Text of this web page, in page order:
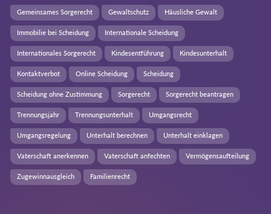
Familienrecht
Gemeinsames Sorgerecht Gewaltschutz Häusliche Gewalt
Immobilie bei Scheidung Internationale Scheidung
Internationales Sorgerecht Kindesentführung Kindesunterhalt
Kontaktverbot Online Scheidung Scheidung
Scheidung ohne Zustimmung Sorgerecht Sorgerecht beantragen
Trennungsjahr Trennungsunterhalt Umgangsrecht
Umgangsregelung Unterhalt berechnen Unterhalt einklagen
Vaterschaft anerkennen Vaterschaft anfechten Vermögensaufteilung
Zugewinnausgleich